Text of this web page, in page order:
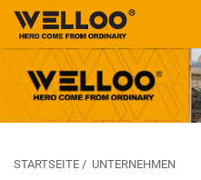
STARTSEITE / UNTERNEHMEN